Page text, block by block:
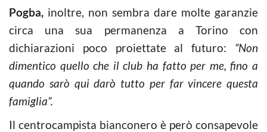
Pogba, inoltre, non sembra dare molte garanzie
circa una sua permanenza a Torino con
dichiarazioni poco proiettate al futuro: “Non
dimentico quello che il club ha fatto per me, fino a
quando sarò qui darò tutto per far vincere questa
famiglia”.
Il centrocampista bianconero è però consapevole